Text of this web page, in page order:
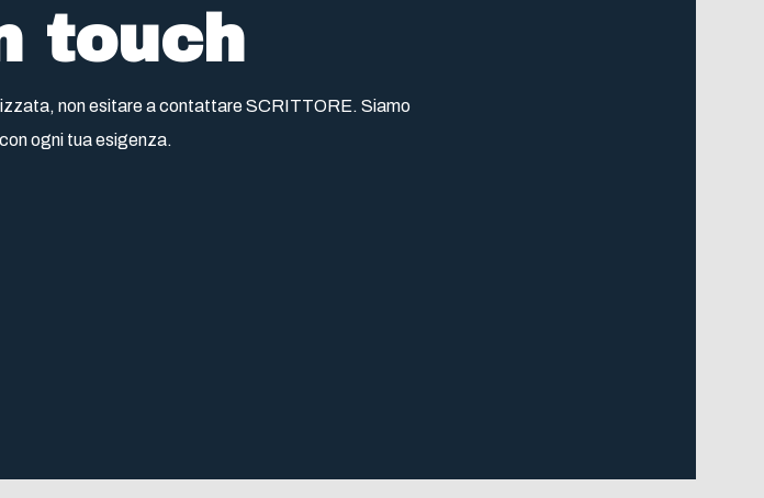
touch
non esitare a contattare SCRITTORE. Siamo
ogni tua esigenza.